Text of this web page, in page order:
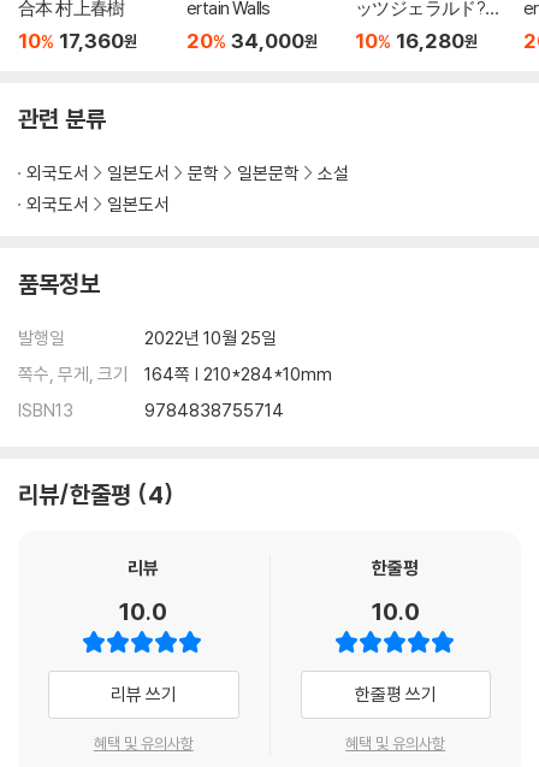
合本 村上春樹
10% 17,360원
ertain Walls
20% 34,000원
ッツジェラルド?ブ
ック
10% 16,280원
관련 분류
외국도서 일본도서 문학 일본문학
소설
외국도서
일본도서
품목정보
발행일
2022년 10월 25일
쪽수, 무게, 크기
164쪽 | 210*284*10mm
ISBN13
9784838755714
리뷰/한줄평 4
리뷰
10.0
리뷰 쓰기
혜택 및 유의사항
한줄평
10.0
한줄평 쓰기
혜택 및 유의사항